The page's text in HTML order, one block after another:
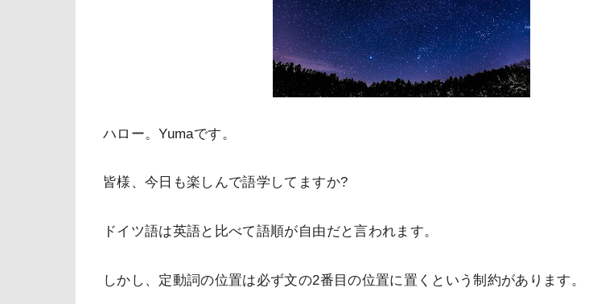
ハロー。Yumaです。
皆様、今日も楽しんで語学してますか?
ドイツ語は英語と比べて語順が自由だと言われます。
しかし、定動詞の位置は必ず文の2番目の位置に置くという制約があります。